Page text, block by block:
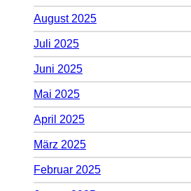
August 2025
Juli 2025
Juni 2025
Mai 2025
April 2025
März 2025
Februar 2025